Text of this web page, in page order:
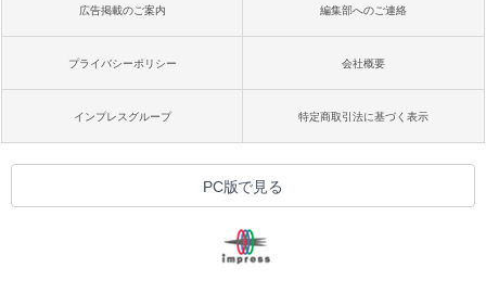
広告掲載のご案内 編集部へのご連絡
プライバシーポリシー 会社概要
インプレスグループ 特定商取引法に基づく表示
PC版で見る